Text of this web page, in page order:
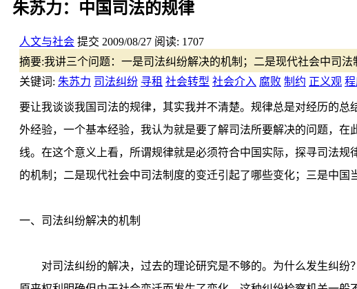
朱苏力：中国司法的规律
人文与社会 提交 2009/08/27 阅读: 1707
摘要:我讲三个问题：一是司法纠纷解决的机制；二是现代社会中司
关键词: 朱苏力 司法纠纷 寻租 社会转型 社会介入 腐败 制约 正义观
要让我谈谈我国司法的规律，其实我并不清楚。规律总是对经历的
外经验，一个基本经验，我认为就是要了解司法所要解决的问题，
线。在这个意义上看，所谓规律就是必须符合中国实际，探寻司法
的机制；二是现代社会中司法制度的变迁引起了哪些变化；三是中国
一、司法纠纷解决的机制
对司法纠纷的解决，过去的理论研究是不够的。为什么发生纠纷